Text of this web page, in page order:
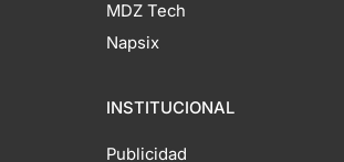
MDZ Tech
Napsix
INSTITUCIONAL
Publicidad